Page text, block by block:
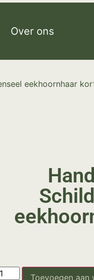
Over ons
eekhoornhaar
Toevoegen aan